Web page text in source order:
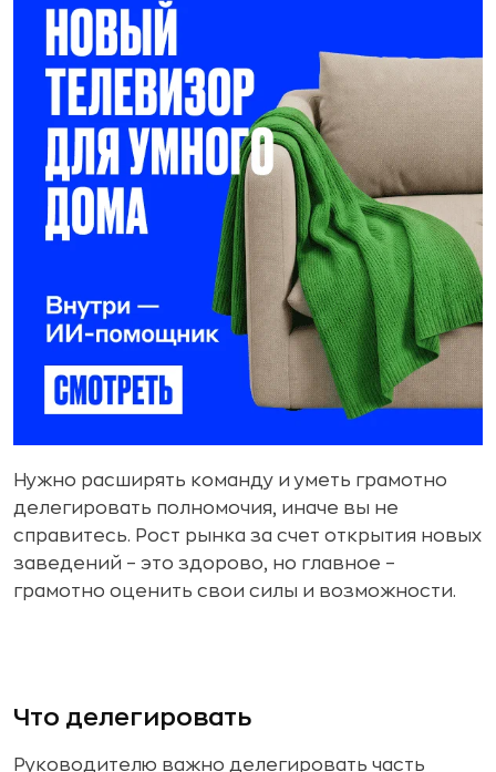
Нужно расширять команду и уметь грамотно
делегировать полномочия, иначе вы не
справитесь. Рост рынка за счет открытия новых
заведений – это здорово, но главное –
грамотно оценить свои силы и возможности.
Что делегировать
Руководителю важно делегировать часть